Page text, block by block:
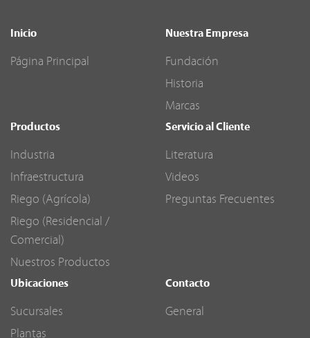
Inicio
Página Principal
Nuestra Empresa
Fundación
Historia
Marcas
Productos
Industria
Infraestructura
Riego (Agrícola)
Riego (Residencial /
Comercial)
Nuestros Productos
Servicio al Cliente
Literatura
Videos
Preguntas Frecuentes
Ubicaciones
Sucursales
Plantas
Contacto
General